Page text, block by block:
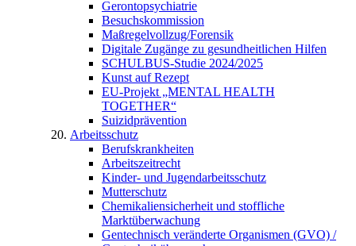
Gerontopsychiatrie
Besuchskommission
Maßregelvollzug/Forensik
Digitale Zugänge zu gesundheitlichen Hilfen
SCHULBUS-Studie 2024/2025
Kunst auf Rezept
EU-Projekt „MENTAL HEALTH
TOGETHER“
Suizidprävention
Arbeitsschutz
Berufskrankheiten
Arbeitszeitrecht
Kinder- und Jugendarbeitsschutz
Mutterschutz
Chemikaliensicherheit und stoffliche
Marktüberwachung
Gentechnisch veränderte Organismen (GVO) /